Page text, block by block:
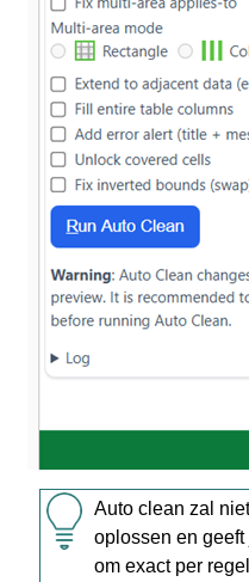
Auto clean zal
oplossen en
om exact per